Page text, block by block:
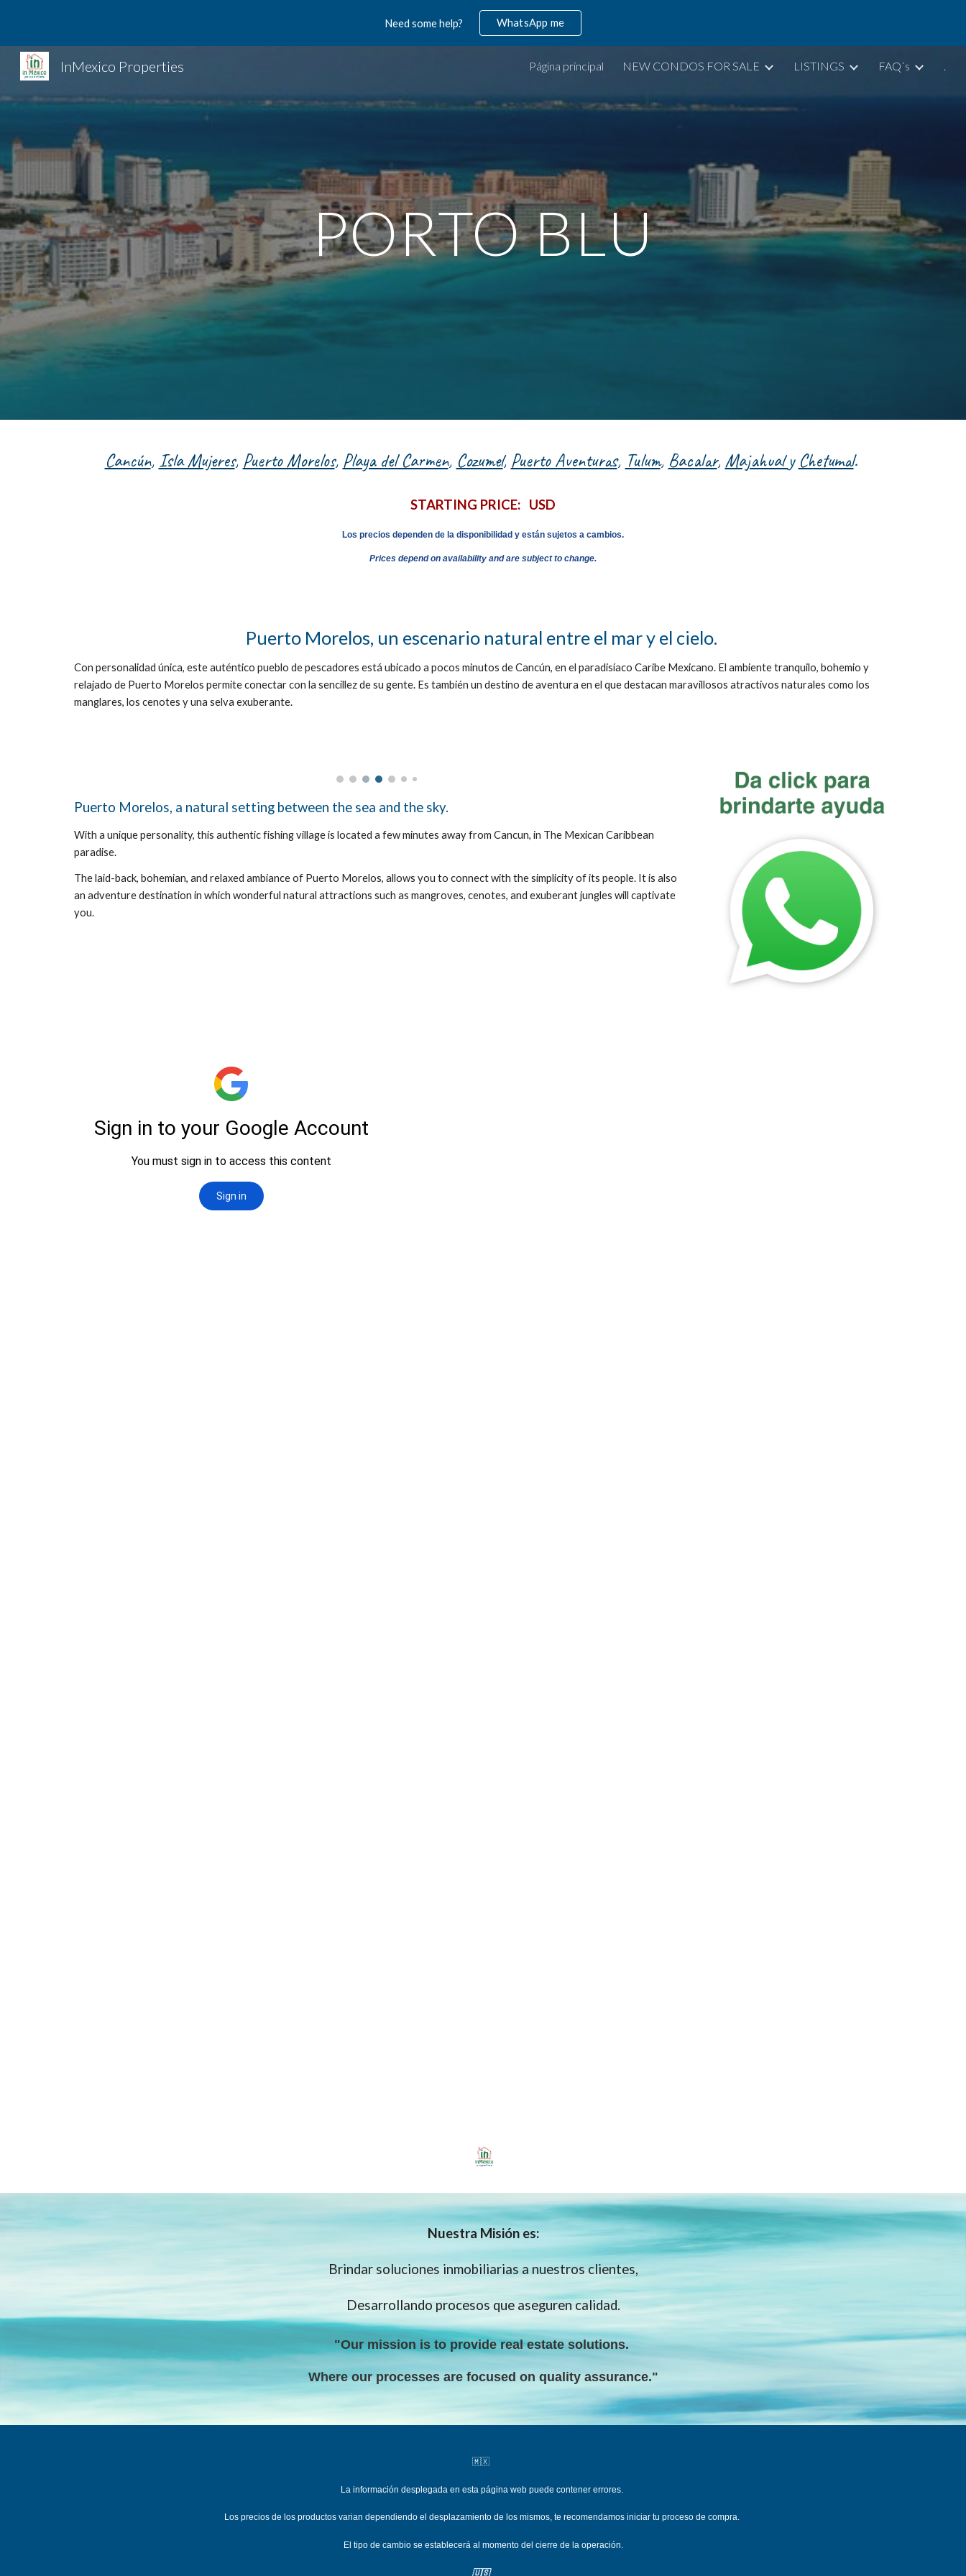
Skip to main contentNeed some help? WhatsApp me
InMexico Properties Página principal NEW CONDOS FOR SALE LISTINGS FAQ´s .
PORTO BLU
Cancún, Isla Mujeres, Puerto Morelos, Playa del Carmen, Cozumel, Puerto Aventuras, Tulum, Bacalar, Majahualy Chetumal.
STARTING PRICE: USD
Los precios dependen de la disponibilidad y están sujetos a cambios.
Prices depend on availability and are subject to change.
Puerto Morelos, un escenario natural entre el mar y el cielo.
Con personalidad única, este auténtico pueblo de pescadores está ubicado a pocos minutos de Cancún, en el paradisíaco Caribe Mexicano. El ambiente tranquilo, bohemio y
relajado de Puerto Morelos permite conectar con la sencillez de su gente. Es también un destino de aventura en el que destacan maravillosos atractivos naturales como los
manglares, los cenotes y una selva exuberante.
Puerto Morelos, a natural setting between the sea and the sky.
With a unique personality, this authentic fishing village is located a few minutes away from Cancun, in The Mexican Caribbean
paradise.
The laid-back, bohemian, and relaxed ambiance of Puerto Morelos, allows you to connect with the simplicity of its people. It is also
an adventure destination in which wonderful natural attractions such as mangroves, cenotes, and exuberant jungles will captivate
you.
NuestraMisión es:
Brindar soluciones inmobiliarias a nuestros clientes,
Desarrollando procesos que aseguren calidad.
"Our mission is to provide real estate solutions.
Where our processes are focused on quality assurance."
🇲🇽
La información desplegada en esta página web puede contener errores.
Los precios de los productos varian dependiendo el desplazamiento de los mismos, te recomendamos iniciar tu proceso de compra.
El tipo de cambio se establecerá al momento del cierre de la operación.
🇺🇸